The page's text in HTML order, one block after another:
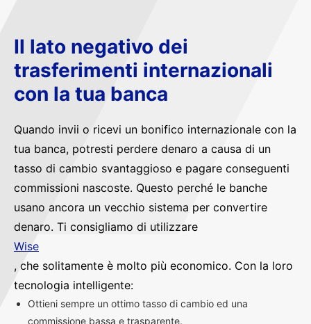
Il lato negativo dei
trasferimenti internazionali
con la tua banca
Quando invii o ricevi un bonifico internazionale con la
tua banca, potresti perdere denaro a causa di un
tasso di cambio svantaggioso e pagare conseguenti
commissioni nascoste. Questo perché le banche
usano ancora un vecchio sistema per convertire
denaro. Ti consigliamo di utilizzare
Wise
, che solitamente è molto più economico. Con la loro
tecnologia intelligente:
Ottieni sempre un ottimo tasso di cambio ed una
commissione bassa e trasparente.